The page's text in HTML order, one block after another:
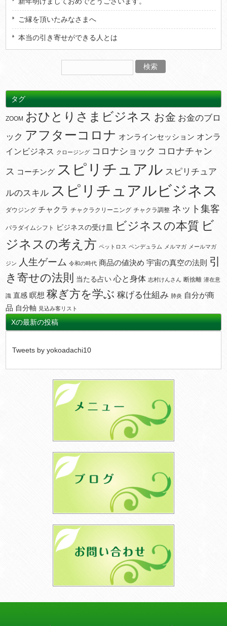
ご縁を頂いたみなさまへ
本当の引き寄せができる人とは
タグ
ZOOM おひとりさまビジネス お金 お金のブロ
ック アフターコロナ オンラインセッション オンラ
インビジネス クロージング コロナショック コロナチャン
ス コーチング スピリチュアル スピリチュア
ルのスキル スピリチュアルビジネス
ダウジング チャクラ チャクラクリーニング チャクラ調整 ネット集客
パラダイムシフト ビジネスの受け皿 ビジネスの本質 ビ
ジネスの考え方 ペットロス ペンデュラム メルマガ メールマガ
ジン 人生ゲーム 令和の時代 商品の値決め 宇宙の真空の法則 引
き寄せの法則
当たる占い 心と身体 志村けんさん 断捨離 潜在意
識 直感 瞑想 稼ぎ方を学ぶ 稼げる仕組み 肺炎 自分が商
品 自分軸 見込み客リスト
Xの最新の投稿
Tweets by yokoadachi10